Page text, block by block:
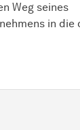
Weg seines
in